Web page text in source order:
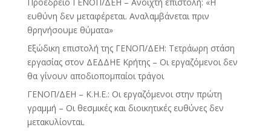
ευθύνη δεν μεταφέρεται. Αναλαμβάνεται πριν
θρηνήσουμε θύματα»
Εξώδικη επιστολή της ΓΕΝΟΠ/ΔΕΗ: Τετράωρη στάση
εργασίας στον ΔΕΔΔΗΕ Κρήτης – Οι εργαζόμενοι δεν
θα γίνουν αποδιοπομπαίοι τράγοι
ΓΕΝΟΠ/ΔΕΗ – Κ.Η.Ε.: Οι εργαζόμενοι στην πρώτη
γραμμή – Οι θεσμικές και διοικητικές ευθύνες δεν
μετακυλίονται.